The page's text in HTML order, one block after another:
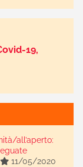
19,
all’aperto:
11/05/2020